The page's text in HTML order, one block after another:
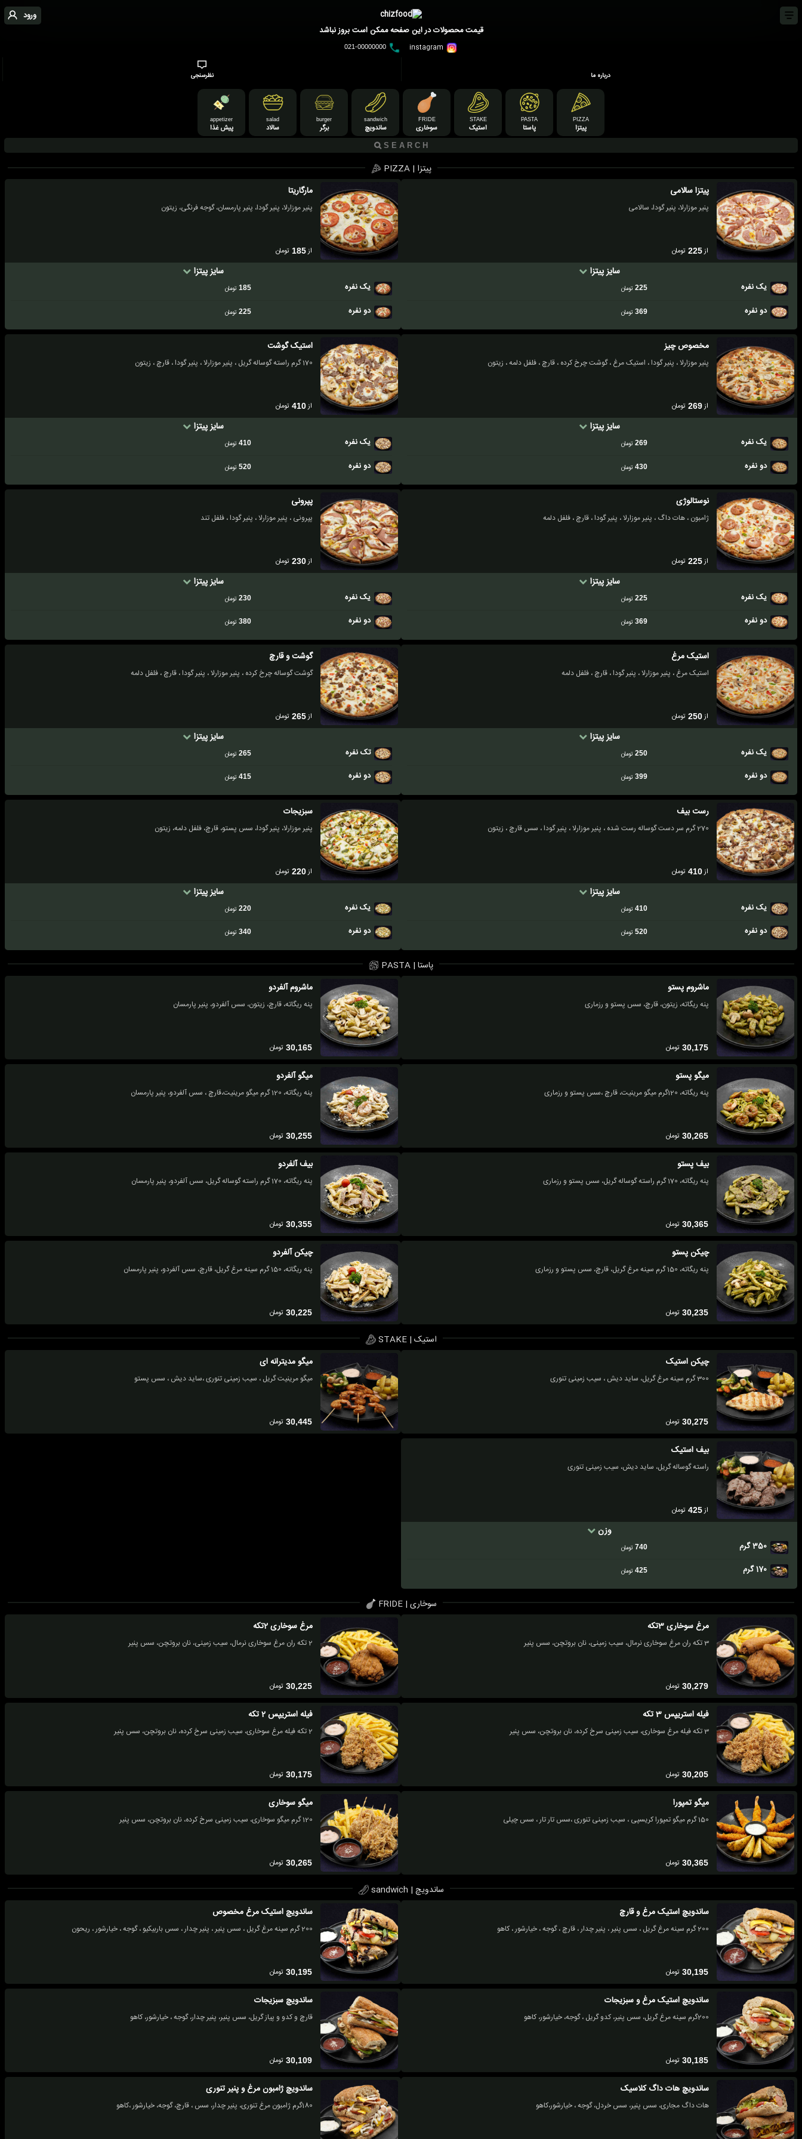
ورود
قیمت محصولات در این صفحه ممکن است بروز نباشد
021-00000000
درباره ما نظرسنجی
PIZZA
پیتزا
PASTA
پاستا
STAKE
استیک
FRIDE
سوخاری
sandwich
ساندویچ
burger
برگر
salad
سالاد
appetizer
پیش غذا
پیتزا | PIZZA
پیتزا سالامی
پنیر موزارلا، پنیر گودا، سالامی
از225 تومان
سایز پیتزا
یک نفره 225 تومان
دو نفره 369 تومان
مارگاریتا
پنیر موزارلا، پنیر گودا، پنیر پارمسان، گوجه فرنگی، زیتون
از185 تومان
سایز پیتزا
یک نفره 185 تومان
دو نفره 225 تومان
مخصوص چیز
پنیر موزارلا ، پنیر گودا ، استیک مرغ ، گوشت چرخ کرده ، قارچ ، فلفل دلمه ، زیتون
از269 تومان
سایز پیتزا
یک نفره 269 تومان
دو نفره 430 تومان
استیک گوشت
170 گرم راسته گوساله گریل ، پنیر موزارلا ، پنیر گودا ، قارچ ، زیتون
از410 تومان
سایز پیتزا
یک نفره 410 تومان
دو نفره 520 تومان
نوستالوژی
ژامبون ، هات داگ ، پنیر موزارلا ، پنیر گودا ، قارچ ، فلفل دلمه
از225 تومان
سایز پیتزا
یک نفره 225 تومان
دو نفره 369 تومان
پپرونی
پپرونی ، پنیر موزارلا ، پنیر گودا ، فلفل تند
از230 تومان
سایز پیتزا
یک نفره 230 تومان
دو نفره 380 تومان
استیک مرغ
استیک مرغ ، پنیر موزارلا ، پنیر گودا ، قارچ ، فلفل دلمه
از250 تومان
سایز پیتزا
یک نفره 250 تومان
دو نفره 399 تومان
گوشت و قارچ
گوشت گوساله چرخ کرده ، پنیر موزارلا ، پنیر گودا ، قارچ ، فلفل دلمه
از265 تومان
سایز پیتزا
تک نفره 265 تومان
دو نفره 415 تومان
رست بیف
270 گرم سر دست گوساله رست شده ، پنیر موزارلا ، پنیر گودا ، سس قارچ ، زیتون
از410 تومان
سایز پیتزا
یک نفره 410 تومان
دو نفره 520 تومان
سبزیجات
پنیر موزارلا، پنیر گودا، سس پستو، قارچ، فلفل دلمه، زیتون
از220 تومان
سایز پیتزا
یک نفره 220 تومان
دو نفره 340 تومان
پاستا | PASTA
ماشروم پستو
پنه ریگاته، زیتون، قارچ، سس پستو و رزماری
30,175 تومان
ماشروم آلفردو
پنه ریگاته، قارچ، زیتون، سس آلفردو، پنیر پارمسان
30,165 تومان
میگو پستو
پنه ریگاته، 120گرم میگو مرینیت، قارچ ،سس پستو و رزماری
30,265 تومان
میگو آلفردو
پنه ریگاته، 120 گرم میگو مرینیت،قارچ ، سس آلفردو، پنیر پارمسان
30,255 تومان
بیف پستو
پنه ریگاته، 170 گرم راسته گوساله گریل، سس پستو و رزماری
30,365 تومان
بیف آلفردو
پنه ریگاته، 170 گرم راسته گوساله گریل، سس آلفردو، پنیر پارمسان
30,355 تومان
چیکن پستو
پنه ریگاته، 150 گرم سینه مرغ گریل، قارچ، سس پستو و رزماری
30,235 تومان
چیکن آلفردو
پنه ریگاته، 150 گرم سینه مرغ گریل، قارچ، سس آلفردو، پنیر پارمسان
30,225 تومان
استیک | STAKE
چیکن استیک
300 گرم سینه مرغ گریل، ساید دیش ، سیب زمینی تنوری
30,275 تومان
میگو مدیترانه ای
میگو مرینیت گریل ، سیب زمینی تنوری ،ساید دیش ، سس پستو
30,445 تومان
بیف استیک
راسته گوساله گریل، ساید دیش، سیب زمینی تنوری
از425 تومان
وزن
350 گرم 740 تومان
170 گرم 425 تومان
سوخاری | FRIDE
مرغ سوخاری 3تکه
3 تکه ران مرغ سوخاری نرمال، سیب زمینی، نان بروتچن، سس پنیر
30,279 تومان
مرغ سوخاری 2تکه
2 تکه ران مرغ سوخاری نرمال، سیب زمینی، نان بروتچن، سس پنیر
30,225 تومان
فیله استریپس 3 تکه
3 تکه فیله مرغ سوخاری، سیب زمینی سرخ کرده، نان بروتچن، سس پنیر
30,205 تومان
فیله استریپس 2 تکه
2 تکه فیله مرغ سوخاری، سیب زمینی سرخ کرده، نان بروتچن، سس پنیر
30,175 تومان
میگو تمپورا
150 گرم میگو تمپورا کریسپی ، سیب زمینی تنوری ،سس تار تار ، سس چیلی
30,365 تومان
میگو سوخاری
120 گرم میگو سوخاری، سیب زمینی سرخ کرده، نان بروتچن، سس پنیر
30,265 تومان
ساندویچ | sandwich
ساندویچ استیک مرغ و قارچ
200 گرم سینه مرغ گریل ، سس پنیر ، پنیر چدار ، قارچ ، گوجه ، خیارشور ، کاهو
30,195 تومان
ساندویچ استیک مرغ مخصوص
200 گرم سینه مرغ گریل ، سس پنیر ، پنیر چدار ، سس باربیکیو ، گوجه ، خیارشور ، ریحون
30,195 تومان
ساندویچ استیک مرغ و سبزیجات
200گرم سینه مرغ گریل، سس پنیر، کدو گریل ، گوجه، خیارشور، کاهو
30,185 تومان
ساندویچ سبزیجات
قارچ و کدو و پیاز گریل، سس پنیر، پنیر چدار، گوجه ، خیارشور، کاهو
30,109 تومان
ساندویچ هات داگ کلاسیک
هات داگ مجاری، سس پنیر، سس خردل، گوجه ، خیارشور،کاهو
ساندویچ ژامبون مرغ و پنیر تنوری
180گرم ژامبون مرغ تنوری، پنیر چدار، سس ، قارچ، گوجه، خیارشور ،کاهو